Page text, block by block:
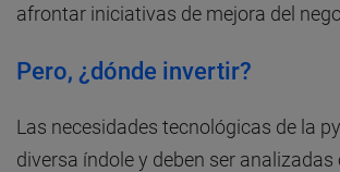
afrontar iniciativas de mejora del
Pero, ¿dónde invertir?
Las necesidades tecnológicas de la
diversa índole y deben ser analizadas